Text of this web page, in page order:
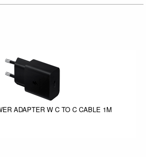
ADAPTER W C TO C CABLE 1M